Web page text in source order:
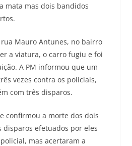
mata mas dois bandidos
rua Mauro Antunes, no bairro
a viatura, o carro fugiu e foi
A PM informou que um
vezes contra os policiais,
com três disparos.
confirmou a morte dos dois
disparos efetuados por eles
mas acertaram a